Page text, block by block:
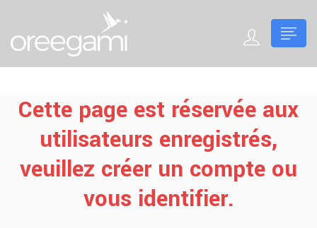
Cette page est réservée aux
utilisateurs enregistrés,
veuillez créer un compte ou
vous identifier.